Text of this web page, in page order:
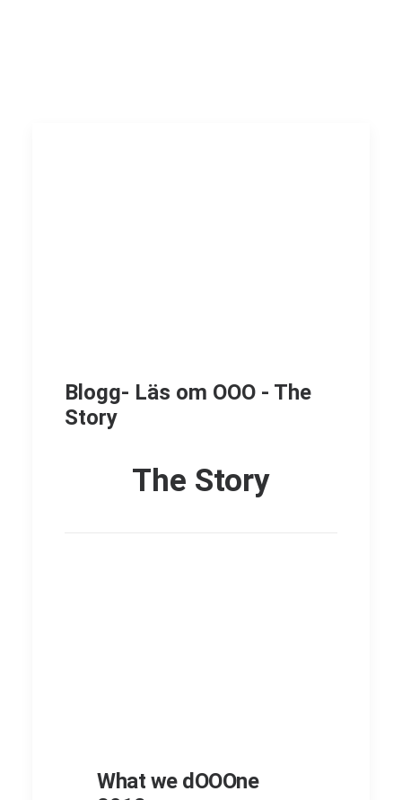
Blogg- Läs om OOO - The
Story
The Story
What we dOOOne